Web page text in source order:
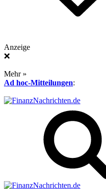
Anzeige
❌
Mehr »
Ad hoc-Mitteilungen: